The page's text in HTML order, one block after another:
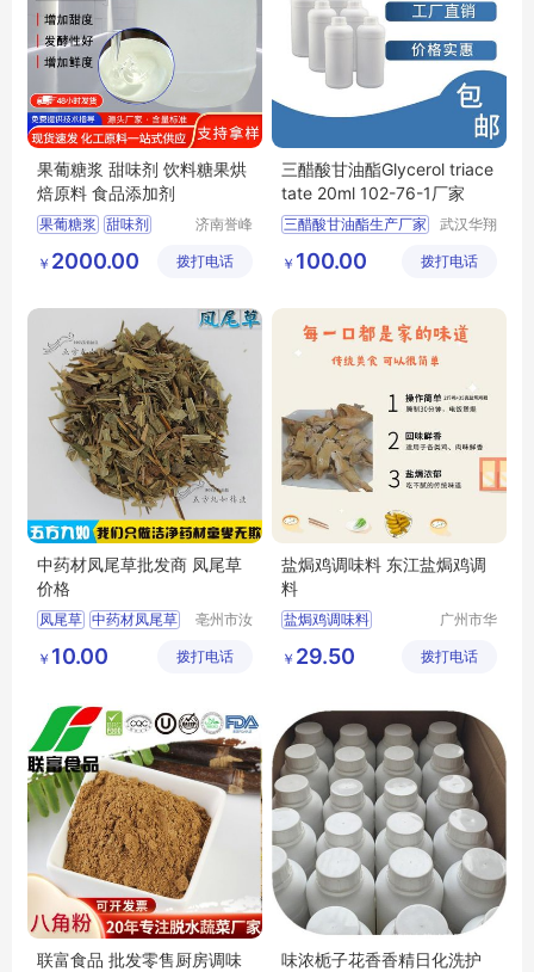
果葡糖浆 甜味剂 饮料糖果烘
焙原料 食品添加剂
果葡糖浆 甜味剂
果葡糖浆厂家
济南誉峰
公司
￥ 2000.00 拨打电话
三醋酸甘油酯Glycerol triace
tate 20ml 102-76-1厂家
三醋酸甘油酯生产厂家
武汉华翔
技术有限
￥ 100.00 拨打电话
中药材凤尾草批发商 凤尾草
价格
凤尾草 中药材凤尾草
凤尾草批发商
亳州市汝
有限公司
￥ 10.00 拨打电话
盐焗鸡调味料 东江盐焗鸡调
料
盐焗鸡调味料
广州市华
技有限公
￥ 29.50 拨打电话
联富食品 批发零售厨房调味
味浓栀子花香香精日化洗护